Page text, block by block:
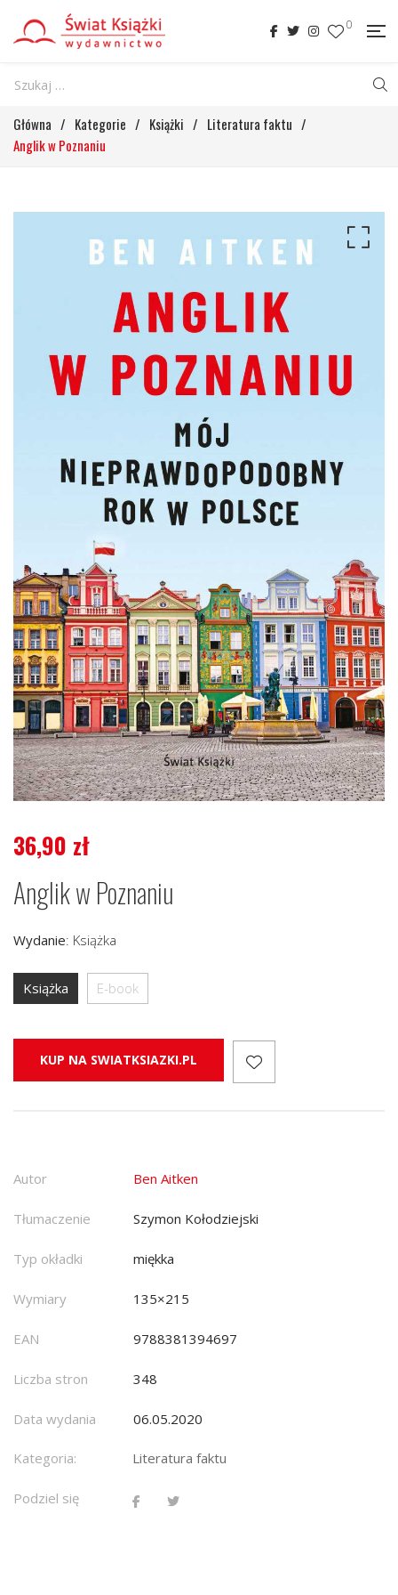
0
Główna / Kategorie / Książki / Literatura faktu /
Anglik w Poznaniu
36,90 zł
Anglik w Poznaniu
Wydanie: Książka
Książka E-book
KUP NA SWIATKSIAZKI.PL
Autor Ben Aitken
Tłumaczenie Szymon Kołodziejski
Typ okładki miękka
Wymiary 135×215
EAN 9788381394697
Liczba stron 348
Data wydania 06.05.2020
Kategoria: Literatura faktu
Podziel się